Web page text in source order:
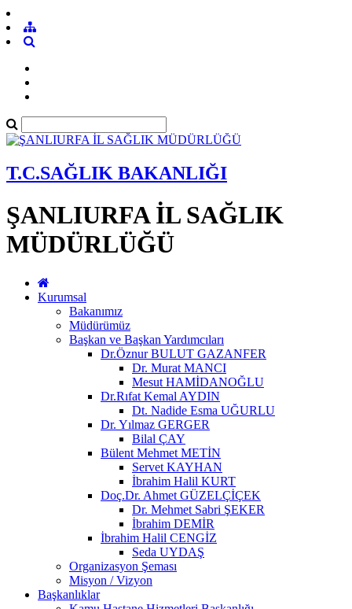
T.C.SAĞLIK BAKANLIĞI
ŞANLIURFA İL SAĞLIK
MÜDÜRLÜĞÜ
Kurumsal
Bakanımız
Müdürümüz
Başkan ve Başkan Yardımcıları
Dr.Öznur BULUT GAZANFER
Dr. Murat MANCI
Mesut HAMİDANOĞLU
Dr.Rıfat Kemal AYDIN
Dt. Nadide Esma UĞURLU
Dr. Yılmaz GERGER
Bilal ÇAY
Bülent Mehmet METİN
Servet KAYHAN
İbrahim Halil KURT
Doç.Dr. Ahmet GÜZELÇİÇEK
Dr. Mehmet Sabri ŞEKER
İbrahim DEMİR
İbrahim Halil CENGİZ
Seda UYDAŞ
Organizasyon Şeması
Misyon / Vizyon
Başkanlıklar